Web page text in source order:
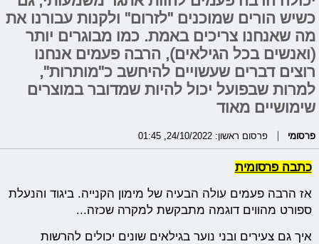
כשיש הורים שמוכנים "לזרום" ולקנות עבורנו את
מה שאנחנו צריכים באמת. כמו מבוגרים יותר
(ואנשים בכל הגילאים), הרבה פעמים אנחנו
רוצים דברים שעשויים להיחשב כ"מותרות",
למרות שבפועל יכול להיות שמדובר במוצרים
שימושיים מאוד
פרסומי פרסום ראשון: 24/10/2022, 01:45
כתבה פרסומית
אז הרבה פעמים עולה הבעיה של מימון הקנייה. ביגוד והנעלת
ספורט מהווים דוגמה מתבקשת למקרה שכזה...
איך גם צעירים ובני נוער בגילאים שונים יכולים להרשות